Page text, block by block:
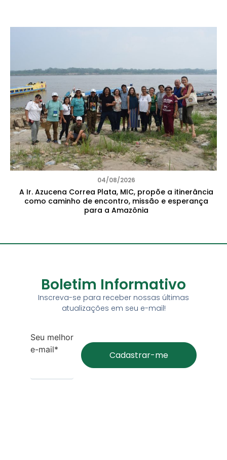
04/08/2026
A Ir. Azucena Correa Plata, MIC, propõe a itinerância
como caminho de encontro, missão e esperança
para a Amazônia
Boletim Informativo
Inscreva-se para receber nossas últimas
atualizações em seu e-mail!
Seu melhor
e-mail*